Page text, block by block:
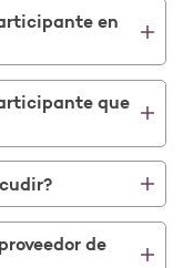
en
que
de